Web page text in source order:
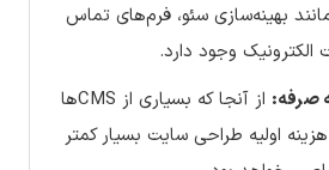
مانند بهینه‌سازی سئو، فرم‌های تماس
الکترونیک وجود دارد.
صرفه:
از آنجا که بسیاری از CMSها
اولیه طراحی سایت بسیار کمتر